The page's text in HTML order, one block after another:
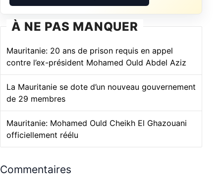
À NE PAS MANQUER
Mauritanie: 20 ans de prison requis en appel
contre l’ex-président Mohamed Ould Abdel Aziz
La Mauritanie se dote d’un nouveau gouvernement
de 29 membres
Mauritanie: Mohamed Ould Cheikh El Ghazouani
officiellement réélu
Commentaires